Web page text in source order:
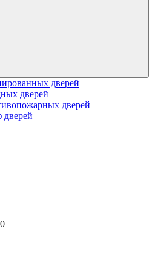
дверей
дверей
дверей
дверей